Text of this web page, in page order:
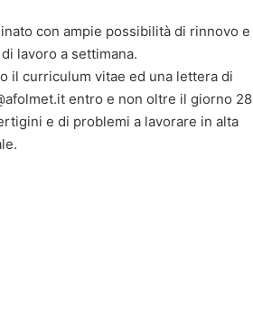
con ampie possibilità di rinnovo e
lavoro a settimana.
il curriculum vitae ed una lettera di
entro e non oltre il giorno 28
e di problemi a lavorare in alta